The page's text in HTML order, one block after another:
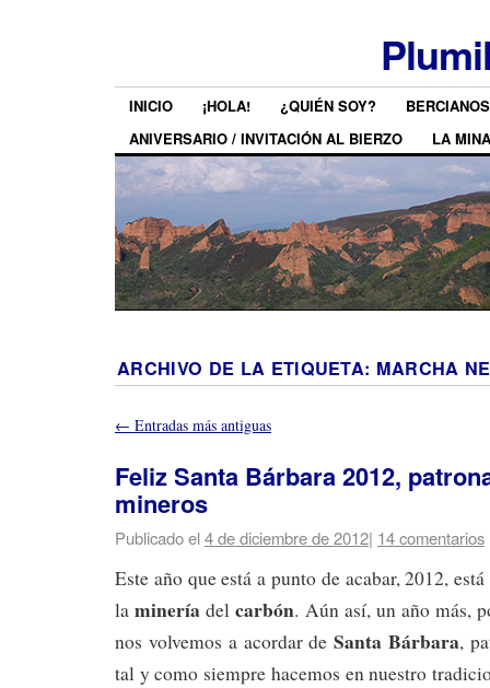
INICIO ¡HOLA! ¿QUIÉN SOY?
ANIVERSARIO / INVITACIÓN AL BIERZO
LA MINA
ARCHIVO DE LA ETIQUETA: MARCHA
← Entradas más antiguas
Feliz Santa Bárbara 2012,
mineros
Publicado el4 de diciembre de 2012| 14 comentarios
Este año que está a punto de acabar, 2012,
lamineríadel carbón. Aún así, un año más,
nos volvemos a acordar deSanta Bárbara,
tal y como siempre hacemos en nuestro